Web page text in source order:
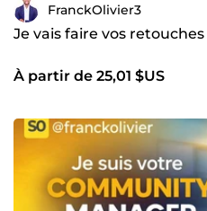
FranckOlivier3
Je vais faire vos
À partir de 25,01 $US